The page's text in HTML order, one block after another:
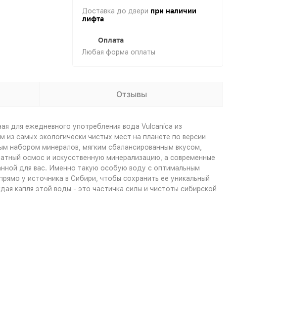
Доставка до двери при наличии
лифта
Оплата
Любая форма оплаты
Отзывы
для ежедневного употребления вода Vulcanica из
самых экологически чистых мест на планете по версии
набором минералов, мягким сбалансированным вкусом,
осмос и искусственную минерализацию, а современные
для вас. Именно такую особую воду с оптимальным
у источника в Сибири, чтобы сохранить ее уникальный
капля этой воды - это частичка силы и чистоты сибирской